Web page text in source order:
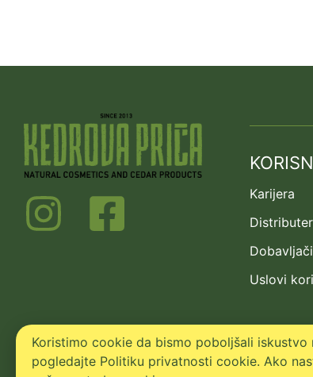
Karijera
Uslovi
Koristimo cookie da bismo poboljšali iskustvo
pogledajte Politiku privatnosti cookie. Ako